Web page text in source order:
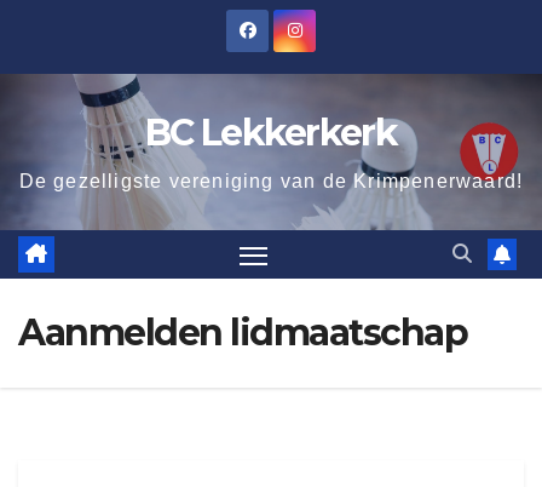
BC Lekkerkerk
De gezelligste vereniging van de Krimpenerwaard!
Aanmelden lidmaatschap